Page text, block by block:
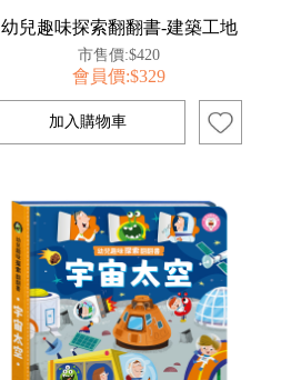
幼兒趣味探索翻翻書-建築工地
市售價:$420
會員價:$329